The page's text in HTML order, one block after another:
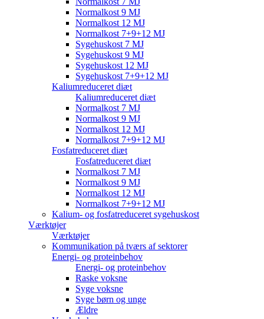
Normalkost 9 MJ
Normalkost 12 MJ
Normalkost 7+9+12 MJ
Sygehuskost 7 MJ
Sygehuskost 9 MJ
Sygehuskost 12 MJ
Sygehuskost 7+9+12 MJ
Kaliumreduceret diæt
Kaliumreduceret diæt
Normalkost 7 MJ
Normalkost 9 MJ
Normalkost 12 MJ
Normalkost 7+9+12 MJ
Fosfatreduceret diæt
Fosfatreduceret diæt
Normalkost 7 MJ
Normalkost 9 MJ
Normalkost 12 MJ
Normalkost 7+9+12 MJ
Kalium- og fosfatreduceret sygehuskost
Værktøjer
Værktøjer
Kommunikation på tværs af sektorer
Energi- og proteinbehov
Energi- og proteinbehov
Raske voksne
Syge voksne
Syge børn og unge
Ældre